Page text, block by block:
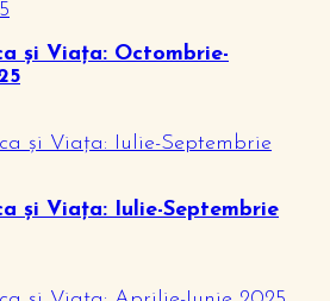
și Viața: Octombrie-
și Viața: Iulie-Septembrie